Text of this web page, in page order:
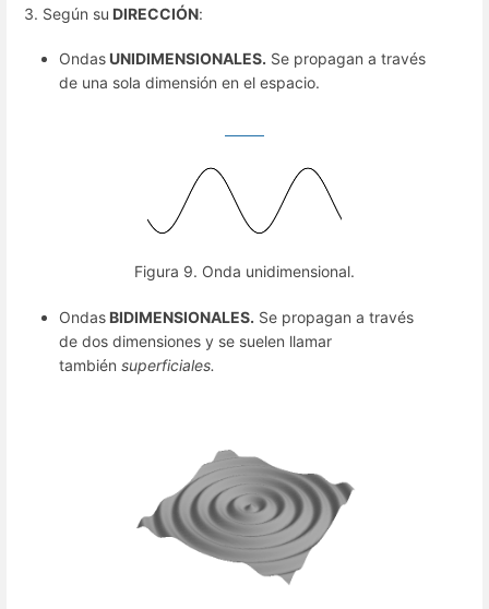
3. Según su DIRECCIÓN:
Ondas UNIDIMENSIONALES. Se propagan a través
de una sola dimensión en el espacio.
Figura 9. Onda unidimensional.
Ondas BIDIMENSIONALES. Se propagan a través
de dos dimensiones y se suelen llamar
también superficiales.